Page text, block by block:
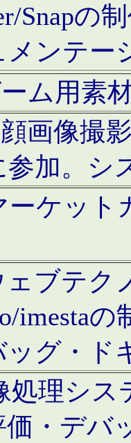
Snapの
メンテー
ム用素
画像撮
参加。シ
ーケット
ブテク
imesta
ッグ・ド
処理シ
価・デバ